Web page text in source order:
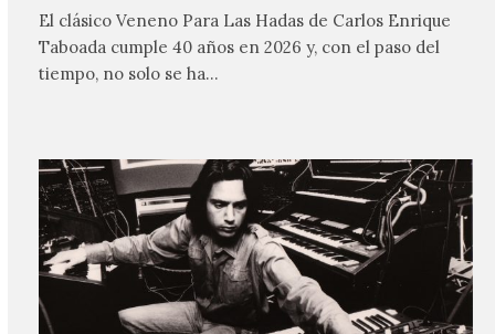
El clásico Veneno Para Las Hadas de Carlos Enrique
Taboada cumple 40 años en 2026 y, con el paso del
tiempo, no solo se ha…